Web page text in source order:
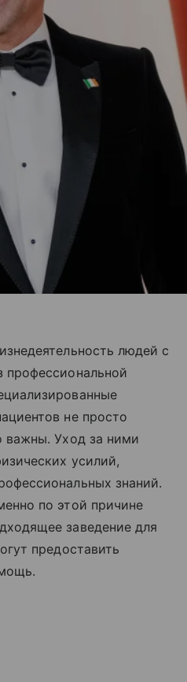
людей с
профессиональной
не просто
важны. Уход за ними
усилий,
знаний.
по этой причине
заведение для
предоставить